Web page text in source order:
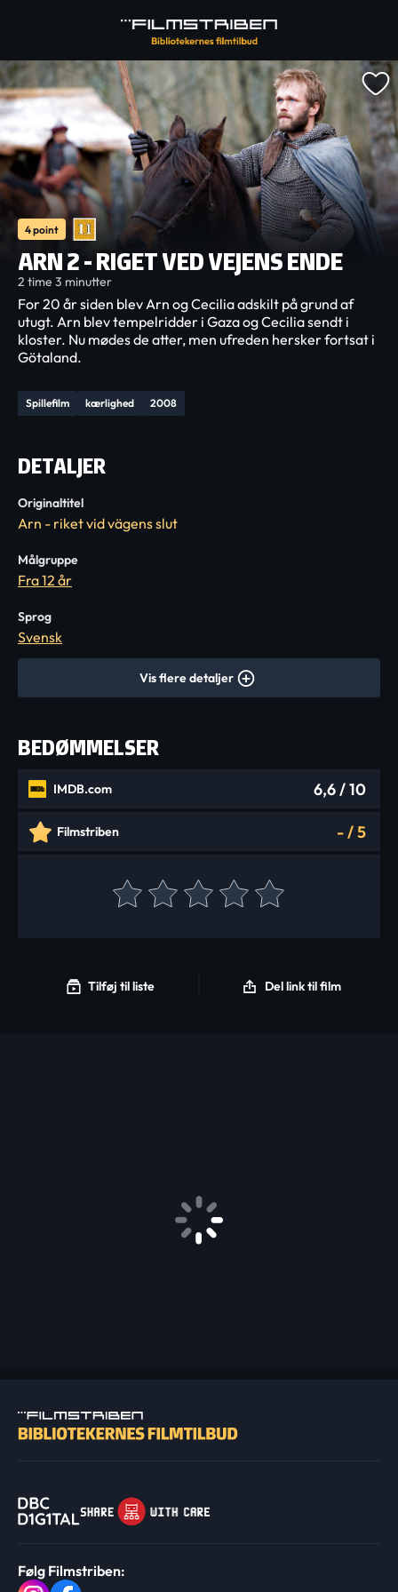
4 point
ARN 2 - RIGET VED VEJENS ENDE
2 time 3 minutter
Spillefilm kærlighed 2008
For 20 år siden blev Arn og Cecilia adskilt på grund af
utugt. Arn blev tempelridder i Gaza og Cecilia sendt i
kloster. Nu mødes de atter, men ufreden hersker fortsat i
Götaland.
DETALJER
Originaltitel
Arn - riket vid vägens slut
Målgruppe
Fra 12 år
Sprog
Svensk
Vis flere detaljer
BEDØMMELSER
IMDB.com 6,6/ 10
Filmstriben -/5
Tilføj til liste Del link til film
Følg Filmstriben: